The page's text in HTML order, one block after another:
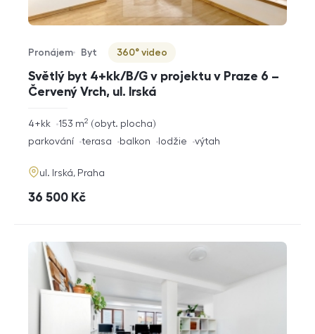
Světlý byt 4+kk/B/G v projektu v Praze 6 –
Červený Vrch, ul. Irská
Typ nabídky
Pronájem
Typ nemovitosti
Byt
Virtuální prohlídka
360° video
rozměry
4+kk obyt. plocha
153 m2
funkce
parkování terasa balkon lodžie výtah
adresa
ul. Irská, Praha
cena
36 500 Kč